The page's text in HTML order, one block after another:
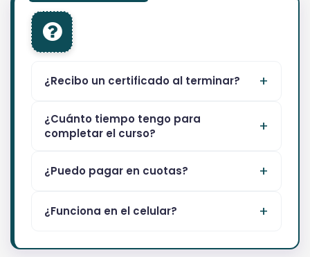
¿Recibo un certificado al terminar?
¿Cuánto tiempo tengo para
completar el curso?
¿Puedo pagar en cuotas?
¿Funciona en el celular?